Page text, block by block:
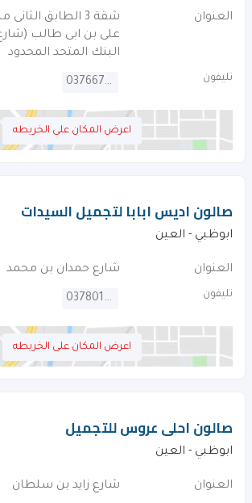
العنوان
البنك المتحد المحدود
تليفون 037667466
اعرض المكان على الخريطه
صالون اديس ابابا لتجميل السيدات
ابوظبي - العين
العنوان شارع حمدان بن محمد
تليفون 037801909
اعرض المكان على الخريطه
صالون احلى عروس للتجميل
ابوظبي - العين
العنوان شارع زايد بن سلطان